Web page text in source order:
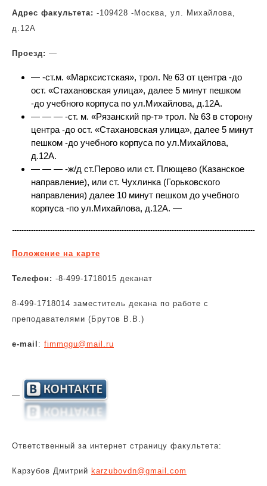
Адрес факультета: -109428 -Москва, ул. Михайлова,
д.12А
Проезд: —
— -ст.м. «Марксистская», трол. № 63 от центра -до
ост. «Стахановская улица», далее 5 минут пешком
-до учебного корпуса по ул.Михайлова, д.12А.
— — — -ст. м. «Рязанский пр-т» трол. № 63 в сторону
центра -до ост. «Стахановская улица», далее 5 минут
пешком -до учебного корпуса по ул.Михайлова,
д.12А.
— — — -ж/д ст.Перово или ст. Плющево (Казанское
направление), или ст. Чухлинка (Горьковского
направления) далее 10 минут пешком до учебного
корпуса -по ул.Михайлова, д.12А. —
Положение на карте
Телефон: -8-499-1718015 деканат
8-499-1718014 заместитель декана по работе с
преподавателями (Брутов В.В.)
e-mail : fimmggu@mail.ru
—
Ответственный за интернет страницу факультета:
Карзубов Дмитрий karzubovdn@gmail.com